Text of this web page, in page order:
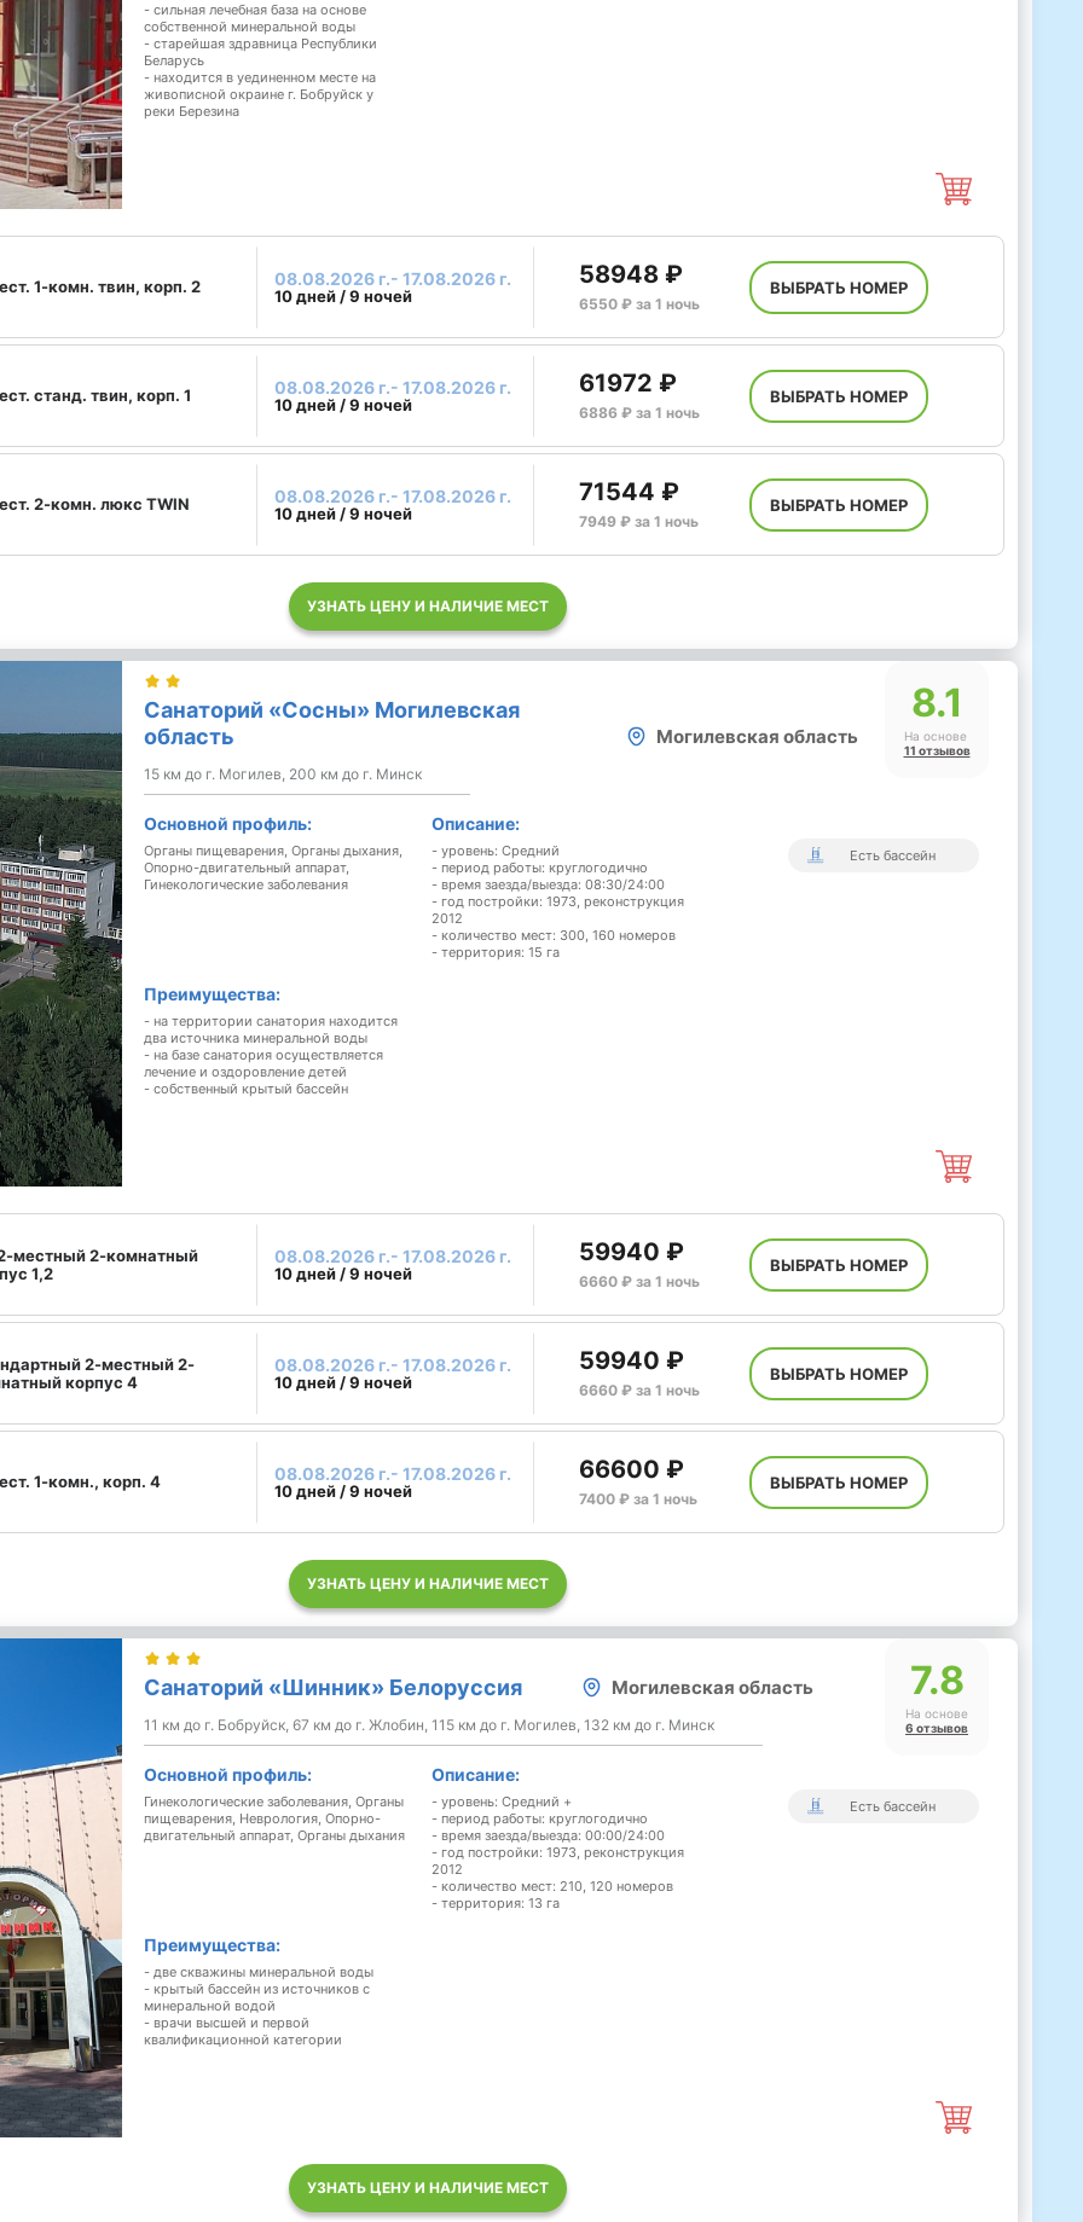
- сильная лечебная база на основе
собственной минеральной воды
- старейшая здравница Республики
Беларусь
- находится в уединенном месте на
живописной окраине г. Бобруйск у
реки Березина
1-комн. твин, корп. 2 08.08.2026 г.- 17.08.2026 г.
10 дней / 9 ночей
58948 ₽
6550 ₽ за 1 ночь
ВЫБРАТЬ НОМЕР
станд. твин, корп. 1 08.08.2026 г.- 17.08.2026 г.
10 дней / 9 ночей
61972 ₽
6886 ₽ за 1 ночь
ВЫБРАТЬ НОМЕР
2-комн. люкс TWIN 08.08.2026 г.- 17.08.2026 г.
10 дней / 9 ночей
71544 ₽
7949 ₽ за 1 ночь
ВЫБРАТЬ НОМЕР
УЗНАТЬ ЦЕНУ И НАЛИЧИЕ МЕСТ
Санаторий «Сосны» Могилевская
область
Могилевская область
15 км до г. Могилев, 200 км до г. Минск
8.1
На основе
11 отзывов
Основной профиль:
Органы пищеварения, Органы дыхания,
Опорно-двигательный аппарат,
Гинекологические заболевания
Описание:
- уровень: Средний
- период работы: круглогодично
- время заезда/выезда: 08:30/24:00
- год постройки: 1973, реконструкция
2012
- количество мест: 300, 160 номеров
- территория: 15 га
Преимущества:
- на территории санатория находится
два источника минеральной воды
- на базе санатория осуществляется
лечение и оздоровление детей
- собственный крытый бассейн
Есть бассейн
местный 2-комнатный
1,2
08.08.2026 г.- 17.08.2026 г.
10 дней / 9 ночей
59940 ₽
6660 ₽ за 1 ночь
ВЫБРАТЬ НОМЕР
2-местный 2-
корпус 4
08.08.2026 г.- 17.08.2026 г.
10 дней / 9 ночей
59940 ₽
6660 ₽ за 1 ночь
ВЫБРАТЬ НОМЕР
1-комн., корп. 4 08.08.2026 г.- 17.08.2026 г.
10 дней / 9 ночей
66600 ₽
7400 ₽ за 1 ночь
ВЫБРАТЬ НОМЕР
УЗНАТЬ ЦЕНУ И НАЛИЧИЕ МЕСТ
Санаторий «Шинник» Белоруссия Могилевская область
11 км до г. Бобруйск, 67 км до г. Жлобин, 115 км до г. Могилев, 132 км до г. Минск
7.8
На основе
6 отзывов
Основной профиль:
Гинекологические заболевания, Органы
пищеварения, Неврология, Опорно-
двигательный аппарат, Органы дыхания
Описание:
- уровень: Средний +
- период работы: круглогодично
- время заезда/выезда: 00:00/24:00
- год постройки: 1973, реконструкция
2012
- количество мест: 210, 120 номеров
- территория: 13 га
Преимущества:
- две скважины минеральной воды
- крытый бассейн из источников с
минеральной водой
- врачи высшей и первой
квалификационной категории
Есть бассейн
УЗНАТЬ ЦЕНУ И НАЛИЧИЕ МЕСТ